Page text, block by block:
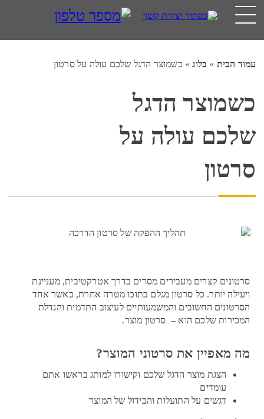
עמוד הבית » בלוג» כשמוצר הדגל שלכם עולה על סרטון
כשמוצר הדגל
שלכם עולה על
סרטון
סרטונים קצרים מעבירים מסרים בדרך אטרקטיבית, מעניינת
ויעילה יותר. כל סרטון מגלם בתוכו מטרה אחרת, כאשר אחד
הסרטונים החשובים והמשמעותיים לעיצוב התדמית והגדלת
המכירות שלכם הוא – סרטון מוצר.
מה מאפיין את סרטוני המוצר?
הצגת מוצר הדגל שלכם וקישורו למותג בראשו אתם
עומדים
דגשים על התועלות והבידול של המוצר